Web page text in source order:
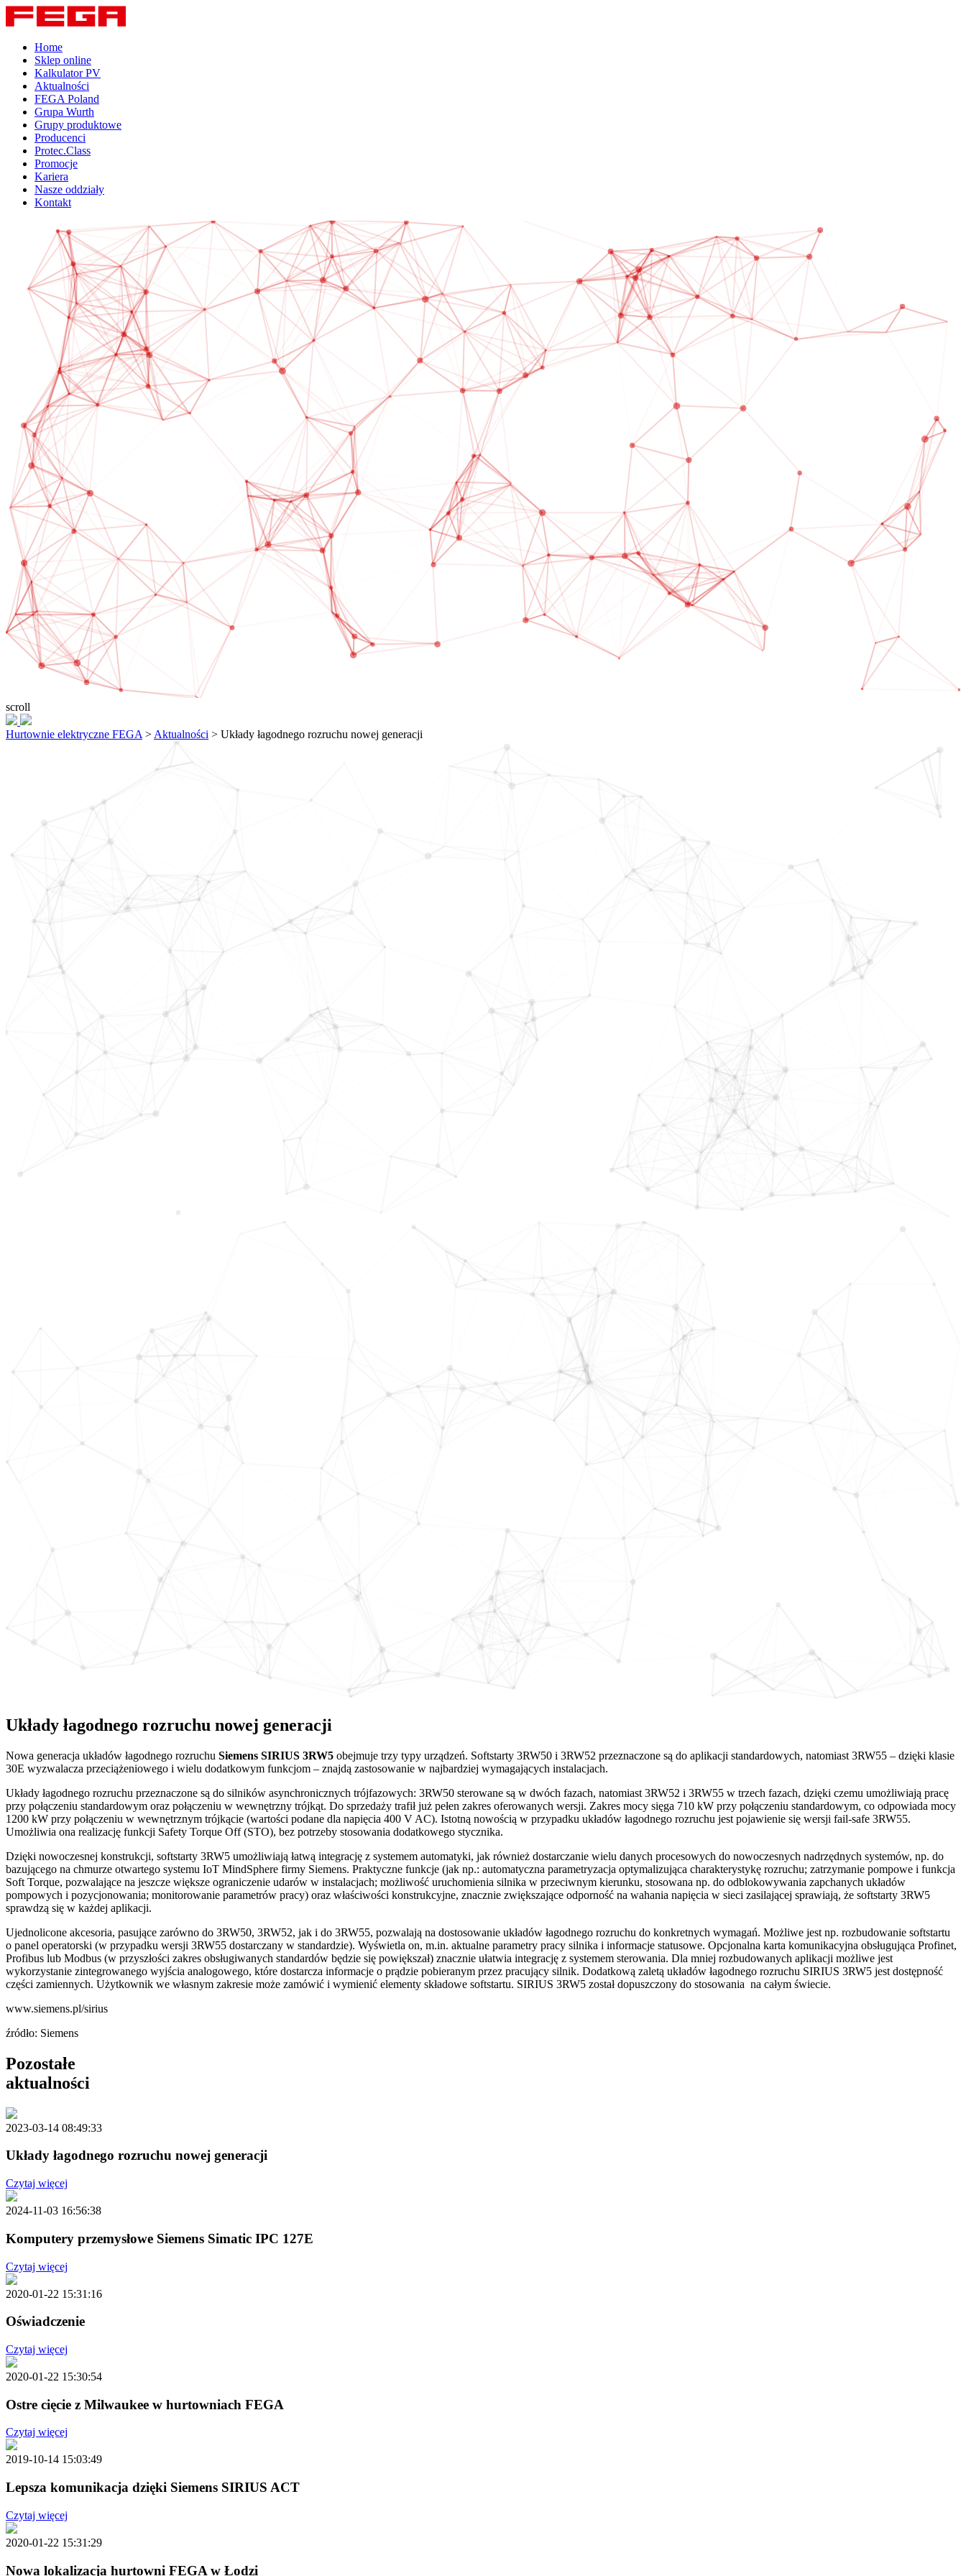
Home
Sklep online
Kalkulator PV
Aktualności
FEGA Poland
Grupa Wurth
Grupy produktowe
Producenci
Protec.Class
Promocje
Kariera
Nasze oddziały
Kontakt
scroll
Hurtownie elektryczne FEGA > Aktualności > Układy łagodnego rozruchu nowej generacji
Układy łagodnego rozruchu nowej generacji
Nowa generacja układów łagodnego rozruchu Siemens SIRIUS 3RW5 obejmuje trzy typy urządzeń. Softstarty 3RW50 i 3RW52 przeznaczone są do aplikacji standardowych, natomiast 3RW55 – dzięki klasie
30E wyzwalacza przeciążeniowego i wielu dodatkowym funkcjom – znajdą zastosowanie w najbardziej wymagających instalacjach.
Układy łagodnego rozruchu przeznaczone są do silników asynchronicznych trójfazowych: 3RW50 sterowane są w dwóch fazach, natomiast 3RW52 i 3RW55 w trzech fazach, dzięki czemu umożliwiają pracę
przy połączeniu standardowym oraz połączeniu w wewnętrzny trójkąt. Do sprzedaży trafił już pełen zakres oferowanych wersji. Zakres mocy sięga 710 kW przy połączeniu standardowym, co odpowiada mocy
1200 kW przy połączeniu w wewnętrznym trójkącie (wartości podane dla napięcia 400 V AC). Istotną nowością w przypadku układów łagodnego rozruchu jest pojawienie się wersji fail-safe 3RW55.
Umożliwia ona realizację funkcji Safety Torque Off (STO), bez potrzeby stosowania dodatkowego stycznika.
Dzięki nowoczesnej konstrukcji, softstarty 3RW5 umożliwiają łatwą integrację z systemem automatyki, jak również dostarczanie wielu danych procesowych do nowoczesnych nadrzędnych systemów, np. do
bazującego na chmurze otwartego systemu IoT MindSphere firmy Siemens. Praktyczne funkcje (jak np.: automatyczna parametryzacja optymalizująca charakterystykę rozruchu; zatrzymanie pompowe i funkcja
Soft Torque, pozwalające na jeszcze większe ograniczenie udarów w instalacjach; możliwość uruchomienia silnika w przeciwnym kierunku, stosowana np. do odblokowywania zapchanych układów
pompowych i pozycjonowania; monitorowanie parametrów pracy) oraz właściwości konstrukcyjne, znacznie zwiększające odporność na wahania napięcia w sieci zasilającej sprawiają, że softstarty 3RW5
sprawdzą się w każdej aplikacji.
Ujednolicone akcesoria, pasujące zarówno do 3RW50, 3RW52, jak i do 3RW55, pozwalają na dostosowanie układów łagodnego rozruchu do konkretnych wymagań. Możliwe jest np. rozbudowanie softstartu
o panel operatorski (w przypadku wersji 3RW55 dostarczany w standardzie). Wyświetla on, m.in. aktualne parametry pracy silnika i informacje statusowe. Opcjonalna karta komunikacyjna obsługująca Profinet,
Profibus lub Modbus (w przyszłości zakres obsługiwanych standardów będzie się powiększał) znacznie ułatwia integrację z systemem sterowania. Dla mniej rozbudowanych aplikacji możliwe jest
wykorzystanie zintegrowanego wyjścia analogowego, które dostarcza informacje o prądzie pobieranym przez pracujący silnik. Dodatkową zaletą układów łagodnego rozruchu SIRIUS 3RW5 jest dostępność
części zamiennych. Użytkownik we własnym zakresie może zamówić i wymienić elementy składowe softstartu. SIRIUS 3RW5 został dopuszczony do stosowania na całym świecie.
www.siemens.pl/sirius
źródło: Siemens
Pozostałe
aktualności
2023-03-14 08:49:33
Układy łagodnego rozruchu nowej generacji
Czytaj więcej
2024-11-03 16:56:38
Komputery przemysłowe Siemens Simatic IPC 127E
Czytaj więcej
2020-01-22 15:31:16
Oświadczenie
Czytaj więcej
2020-01-22 15:30:54
Ostre cięcie z Milwaukee w hurtowniach FEGA
Czytaj więcej
2019-10-14 15:03:49
Lepsza komunikacja dzięki Siemens SIRIUS ACT
Czytaj więcej
2020-01-22 15:31:29
Nowa lokalizacja hurtowni FEGA w Łodzi